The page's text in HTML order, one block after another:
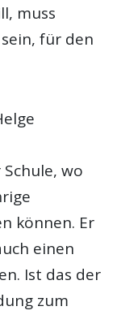
muss
für den
wo
können. Er
einen
Ist das der
zum